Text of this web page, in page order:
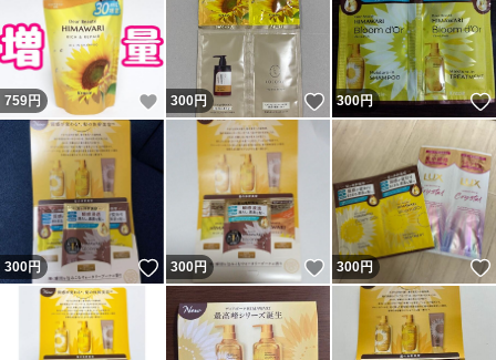
759円 いいね！
300円 いいね！
300円
300円 いいね！
300円 いいね！
300円